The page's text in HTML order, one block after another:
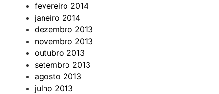
fevereiro 2014
janeiro 2014
dezembro 2013
novembro 2013
outubro 2013
setembro 2013
agosto 2013
julho 2013